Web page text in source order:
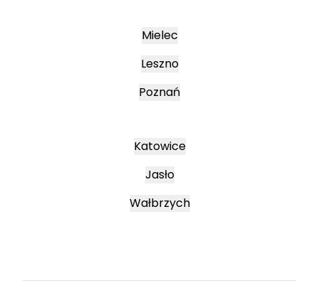
Mielec
Leszno
Poznań
Katowice
Jasło
Wałbrzych